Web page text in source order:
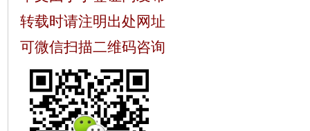
转载时请注明出处网址
可微信扫描二维码咨询